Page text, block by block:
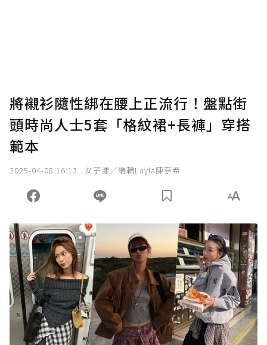
將襯衫隨性綁在腰上正流行！盤點街
頭時尚人士5套「格紋裙+長褲」穿搭
範本
2025-04-08 16:13 女子漾／編輯Layla陳亭希